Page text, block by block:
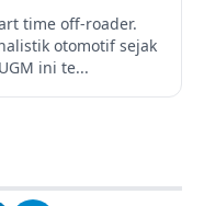
time off-roader.
otomotif sejak
ini te...